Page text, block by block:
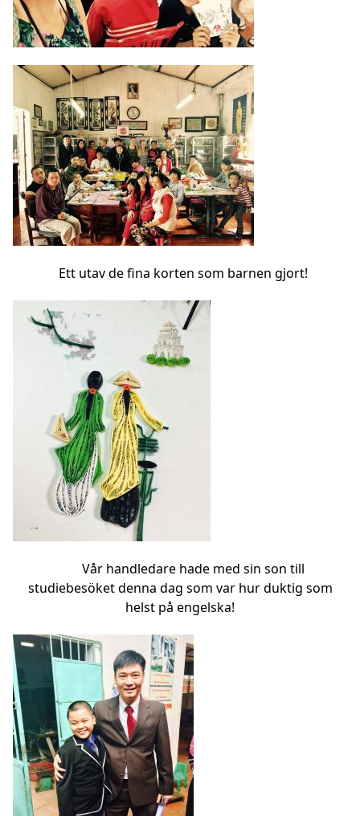
Ett utav de fina korten som barnen gjort!
Vår handledare hade med sin son till
studiebesöket denna dag som var hur duktig som
helst på engelska!